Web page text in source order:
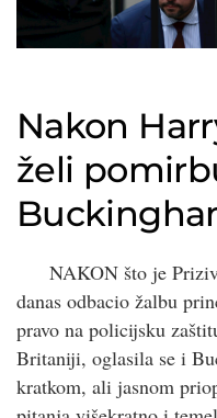
Nakon
želi
NAKON što je
danas odbacio žalbu
pravo na policijsku
Britaniji, oglasila se i
kratkom, ali jasnom